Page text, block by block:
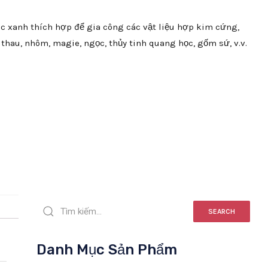
xanh thích hợp để gia công các vật liệu hợp kim cứng,
nhôm, magie, ngọc, thủy tinh quang học, gốm sứ, v.v.
SEARCH
Danh Mục Sản Phẩm